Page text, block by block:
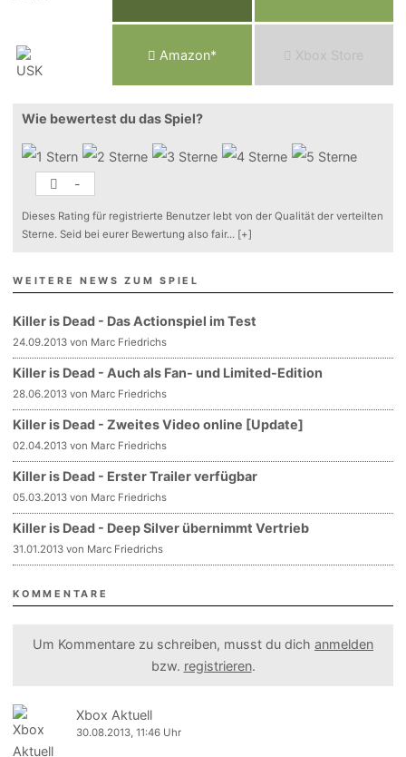
Amazon* Xbox Store
Wie bewertest du das Spiel?
-
Dieses Rating für registrierte Benutzer lebt von der Qualität der verteilten
Sterne. Seid bei eurer Bewertung also fair... [+]
WEITERE NEWS ZUM SPIEL
Killer is Dead - Das Actionspiel im Test
24.09.2013 von Marc Friedrichs
Killer is Dead - Auch als Fan- und Limited-Edition
28.06.2013 von Marc Friedrichs
Killer is Dead - Zweites Video online [Update]
02.04.2013 von Marc Friedrichs
Killer is Dead - Erster Trailer verfügbar
05.03.2013 von Marc Friedrichs
Killer is Dead - Deep Silver übernimmt Vertrieb
31.01.2013 von Marc Friedrichs
KOMMENTARE
Um Kommentare zu schreiben, musst du dich anmelden
bzw. registrieren.
Xbox Aktuell
30.08.2013, 11:46 Uhr